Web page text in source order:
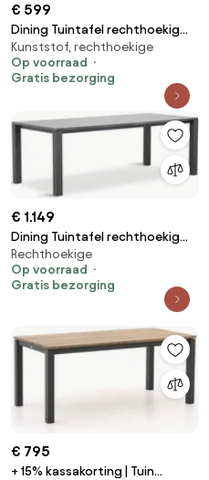
€ 599
Dining Tuintafel rechthoekig
240 x 92 cm Grijs Valley
Kunststof, rechthoekige
Op voorraad
Gratis bezorging
€ 1.149
Dining Tuintafel rechthoekig
220 x 100 cm Grijs Munster
Rechthoekige
Op voorraad
Gratis bezorging
€ 795
+ 15% kassakorting | Tuin